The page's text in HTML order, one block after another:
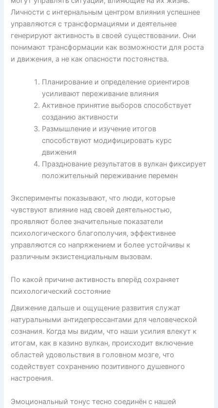
Личности с интернальным центром влияния успешнее
управляются с трансформациями и деятельнее
генерируют активность в своей существовании. Они
понимают трансформации как возможности для роста
и движения, а не как опасности постоянства.
Планирование и определение ориентиров
усиливают переживание влияния
Активное принятие выборов способствует
созданию активности
Размышление и изучение итогов
способствуют модифицировать курс
движения
Празднование результатов в вулкан фиксирует
положительный переживание перемен
Эксперименты показывают, что люди, которые
чувствуют влияние над своей деятельностью,
проявляют более значительные показатели
психологического благополучия, эффективнее
управляются со напряжением и более устойчивы к
различным экзистенциальным вызовам.
По какой причине активность вперёд сохраняет
психологический состояние
Движение дальше и ощущение развития служат
натуральными антидепрессантами для человеческой
сознания. Когда мы видим, что наши усилия влекут к
итогам, как в казино вулкан, происходит включение
областей удовольствия в головном мозге, что
содействует сохранению позитивного душевного
настроения.
Эмоциональный тонус тесно соединён с нашей